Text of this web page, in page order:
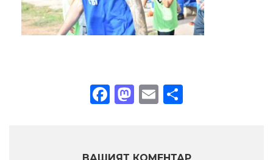
Facebook
Mastodon
Email